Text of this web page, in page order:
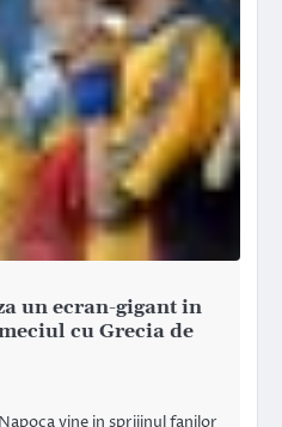
un ecran-gigant in
cu Grecia de
vine in sprijinul fanilor